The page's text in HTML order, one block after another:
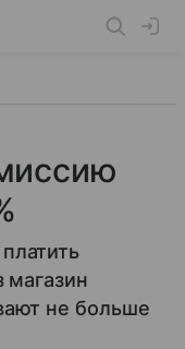
магазин
не больше